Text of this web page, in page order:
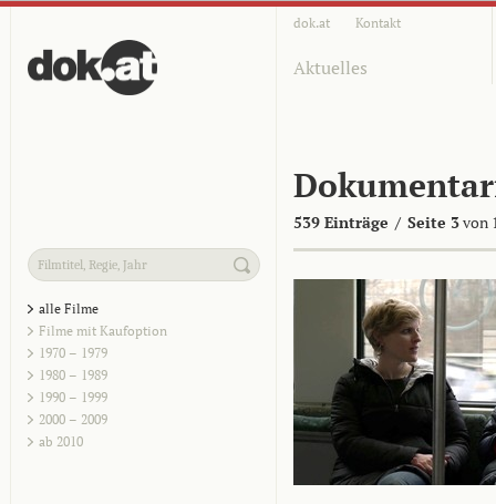
dok.at Kontakt
Aktuelles
539 Einträge / Seite 3von
alle Filme
Filme mit Kaufoption
1970 – 1979
1980 – 1989
1990 – 1999
2000 – 2009
ab 2010